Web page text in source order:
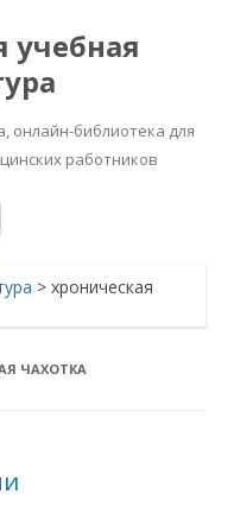
онлайн-библиотека для
работников
> хроническая
ЧАХОТКА